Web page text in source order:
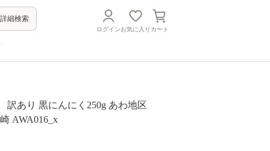
詳細検索
ログインお気に入り カート
訳あり 黒にんにく250g あわ地区
AWA016_x